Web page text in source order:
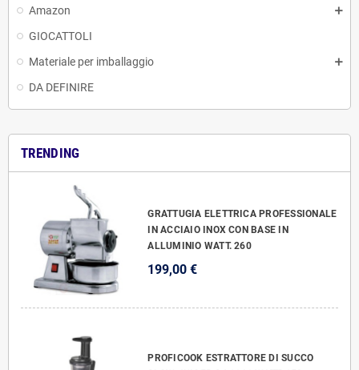
Amazon
GIOCATTOLI
Materiale per imballaggio
DA DEFINIRE
TRENDING
GRATTUGIA ELETTRICA PROFESSIONALE
IN ACCIAIO INOX CON BASE IN
ALLUMINIO WATT. 260
199,00 €
PROFICOOK ESTRATTORE DI SUCCO